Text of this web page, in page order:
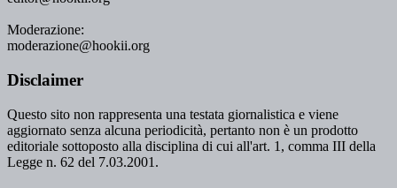
Moderazione:
moderazione@hookii.org
Disclaimer
Questo sito non rappresenta una testata giornalistica e viene
aggiornato senza alcuna periodicità, pertanto non è un prodotto
editoriale sottoposto alla disciplina di cui all'art. 1, comma III della
Legge n. 62 del 7.03.2001.